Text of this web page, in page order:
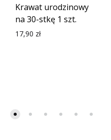
Krawat urodzinowy
na 30-stkę 1 szt.
17,90 zł